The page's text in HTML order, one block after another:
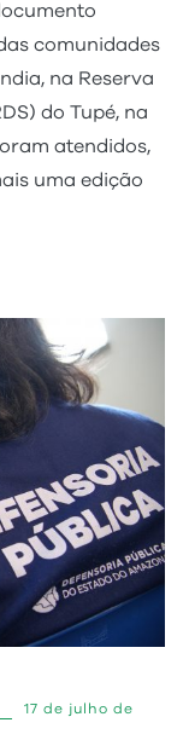
comunidades
na Reserva
do Tupé, na
atendidos,
uma edição
17 de julho de